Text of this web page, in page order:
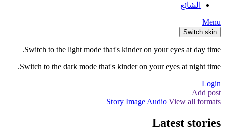
الشائع
Menu
Switch skin
Switch to the light mode that's kinder on your eyes at day time.
Switch to the dark mode that's kinder on your eyes at night time.
Login
Add post
Story Image Audio View all formats
Latest stories